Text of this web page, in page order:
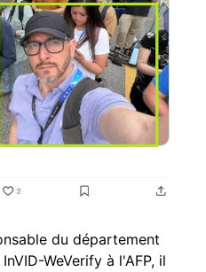
du département
WeVerify à l'AFP, il